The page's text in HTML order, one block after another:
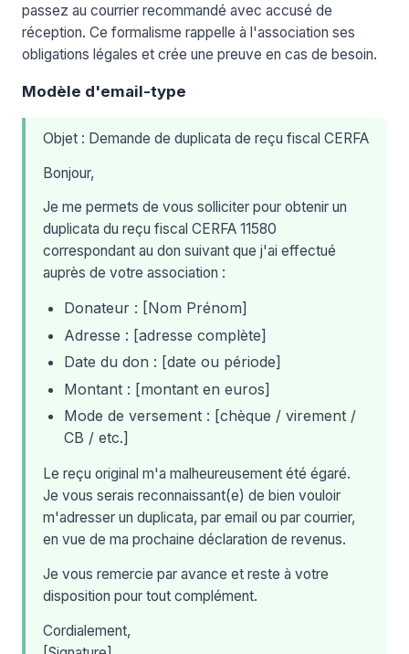
passez au courrier recommandé avec accusé de
réception. Ce formalisme rappelle à l'association ses
obligations légales et crée une preuve en cas de besoin.
Modèle d'email-type
Objet : Demande de duplicata de reçu fiscal CERFA
Bonjour,
Je me permets de vous solliciter pour obtenir un
duplicata du reçu fiscal CERFA 11580
correspondant au don suivant que j'ai effectué
auprès de votre association :
Donateur : [Nom Prénom]
Adresse : [adresse complète]
Date du don : [date ou période]
Montant : [montant en euros]
Mode de versement : [chèque / virement /
CB / etc.]
Le reçu original m'a malheureusement été égaré.
Je vous serais reconnaissant(e) de bien vouloir
m'adresser un duplicata, par email ou par courrier,
en vue de ma prochaine déclaration de revenus.
Je vous remercie par avance et reste à votre
disposition pour tout complément.
Cordialement,